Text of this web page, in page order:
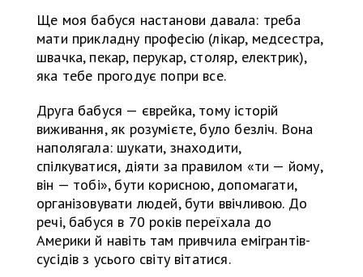
Ще моя бабуся настанови давала: треба
мати прикладну професію (лікар, медсестра,
швачка, пекар, перукар, столяр, електрик),
яка тебе прогодує попри все.
Друга бабуся — єврейка, тому історій
виживання, як розумієте, було безліч. Вона
наполягала: шукати, знаходити,
спілкуватися, діяти за правилом «ти — йому,
він — тобі», бути корисною, допомагати,
організовувати людей, бути ввічливою. До
речі, бабуся в 70 років переїхала до
Америки й навіть там привчила емігрантів-
сусідів з усього світу вітатися.